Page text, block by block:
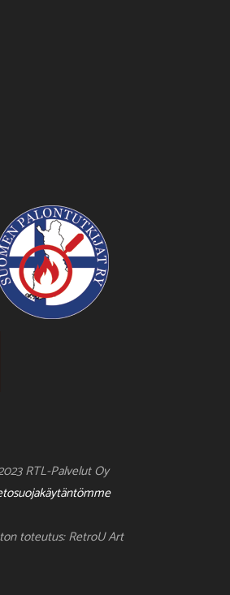
RTL-Palvelut Oy
toteutus: RetroU Art